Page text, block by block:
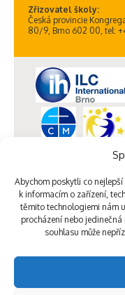
Abychom poskytli co
k informacím o zařízení,
těmito technologiemi nám
procházení nebo
souhlasu může
Zřizovatel školy:
Česká provincie
80/9, Brno 602 00, tel: